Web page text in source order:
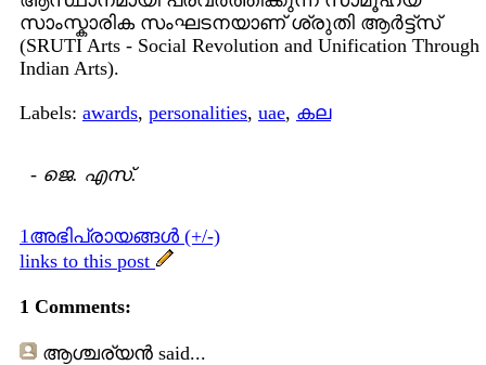
സാംസ്കാരിക സംഘടനയാണ് ശ്രുതി ആര്‍ട്ട്സ്
(SRUTI Arts - Social Revolution and Unification Through
Indian Arts).
Labels: awards, personalities, uae, കല
- ജെ. എസ്.
1അഭിപ്രായങ്ങള്‍ (+/-)
links to this post
1 Comments:
ആശ്ചര്യന്‍ said...